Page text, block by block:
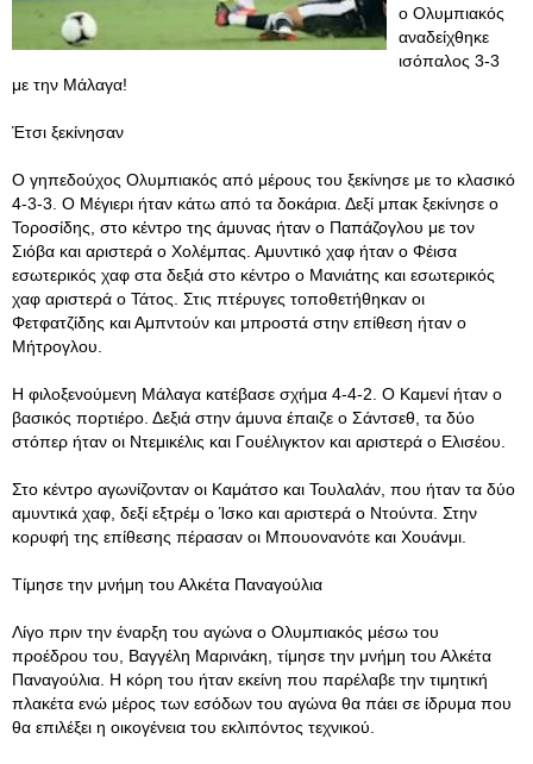
ο Ολυμπιακός
αναδείχθηκε
ισόπαλος 3-3
με την Μάλαγα!
Έτσι ξεκίνησαν
Ο γηπεδούχος Ολυμπιακός από μέρους του ξεκίνησε με το κλασικό
4-3-3. Ο Μέγιερι ήταν κάτω από τα δοκάρια. Δεξί μπακ ξεκίνησε ο
Τοροσίδης, στο κέντρο της άμυνας ήταν ο Παπάζογλου με τον
Σιόβα και αριστερά ο Χολέμπας. Αμυντικό χαφ ήταν ο Φέισα
εσωτερικός χαφ στα δεξιά στο κέντρο ο Μανιάτης και εσωτερικός
χαφ αριστερά ο Τάτος. Στις πτέρυγες τοποθετήθηκαν οι
Φετφατζίδης και Αμπντούν και μπροστά στην επίθεση ήταν ο
Μήτρογλου.
Η φιλοξενούμενη Μάλαγα κατέβασε σχήμα 4-4-2. Ο Καμενί ήταν ο
βασικός πορτιέρο. Δεξιά στην άμυνα έπαιζε ο Σάντσεθ, τα δύο
στόπερ ήταν οι Ντεμικέλις και Γουέλιγκτον και αριστερά ο Ελισέου.
Στο κέντρο αγωνίζονταν οι Καμάτσο και Τουλαλάν, που ήταν τα δύο
αμυντικά χαφ, δεξί εξτρέμ ο Ίσκο και αριστερά ο Ντούντα. Στην
κορυφή της επίθεσης πέρασαν οι Μπουονανότε και Χουάνμι.
Τίμησε την μνήμη του Αλκέτα Παναγούλια
Λίγο πριν την έναρξη του αγώνα ο Ολυμπιακός μέσω του
προέδρου του, Βαγγέλη Μαρινάκη, τίμησε την μνήμη του Αλκέτα
Παναγούλια. Η κόρη του ήταν εκείνη που παρέλαβε την τιμητική
πλακέτα ενώ μέρος των εσόδων του αγώνα θα πάει σε ίδρυμα που
θα επιλέξει η οικογένεια του εκλιπόντος τεχνικού.